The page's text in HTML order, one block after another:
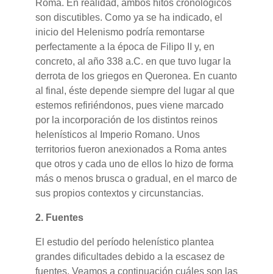
Roma. En realidad, ambos hitos cronológicos
son discutibles. Como ya se ha indicado, el
inicio del Helenismo podría remontarse
perfectamente a la época de Filipo II y, en
concreto, al año 338 a.C. en que tuvo lugar la
derrota de los griegos en Queronea. En cuanto
al final, éste depende siempre del lugar al que
estemos refiriéndonos, pues viene marcado
por la incorporación de los distintos reinos
helenísticos al Imperio Romano. Unos
territorios fueron anexionados a Roma antes
que otros y cada uno de ellos lo hizo de forma
más o menos brusca o gradual, en el marco de
sus propios contextos y circunstancias.
2. Fuentes
El estudio del período helenístico plantea
grandes dificultades debido a la escasez de
fuentes. Veamos a continuación cuáles son las